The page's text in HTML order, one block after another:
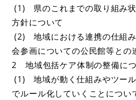
(1) 県のこれまでの取り組み
方針について
(2) 地域における連携の仕組
会参画についての公民館等との
2 地域包括ケア体制の整備に
(1) 地域が動く仕組みやツー
でルール化していくことについ